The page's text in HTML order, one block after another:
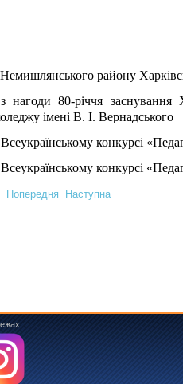
району
80-річчя заснування
імені В. І. Вернадського
конкурсі
конкурсі
Попередня Наступна